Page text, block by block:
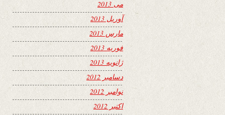
می 2013
آوریل 2013
مارس 2013
فوریه 2013
ژانویه 2013
دسامبر 2012
نوامبر 2012
اکتبر 2012